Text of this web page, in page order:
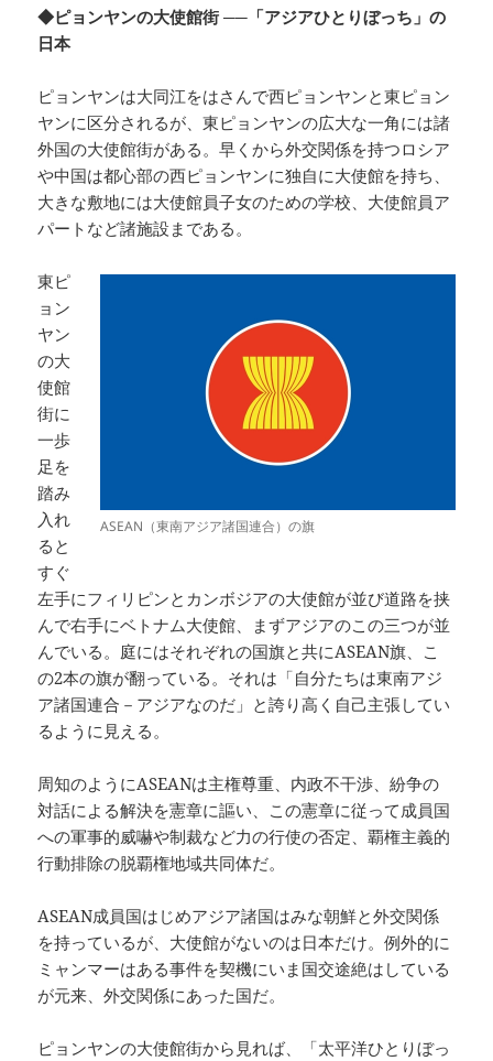
◆ピョンヤンの大使館街 ──「アジアひとりぼっち」の
日本
ピョンヤンは大同江をはさんで西ピョンヤンと東ピョン
ヤンに区分されるが、東ピョンヤンの広大な一角には諸
外国の大使館街がある。早くから外交関係を持つロシア
や中国は都心部の西ピョンヤンに独自に大使館を持ち、
大きな敷地には大使館員子女のための学校、大使館員ア
パートなど諸施設まである。
ASEAN（東南アジア諸国連合）の旗
東ピ
ョン
ヤン
の大
使館
街に
一歩
足を
踏み
入れ
ると
すぐ
左手にフィリピンとカンボジアの大使館が並び道路を挟
んで右手にベトナム大使館、まずアジアのこの三つが並
んでいる。庭にはそれぞれの国旗と共にASEAN旗、こ
の2本の旗が翻っている。それは「自分たちは東南アジ
ア諸国連合－アジアなのだ」と誇り高く自己主張してい
るように見える。
周知のようにASEANは主権尊重、内政不干渉、紛争の
対話による解決を憲章に謳い、この憲章に従って成員国
への軍事的威嚇や制裁など力の行使の否定、覇権主義的
行動排除の脱覇権地域共同体だ。
ASEAN成員国はじめアジア諸国はみな朝鮮と外交関係
を持っているが、大使館がないのは日本だけ。例外的に
ミャンマーはある事件を契機にいま国交途絶はしている
が元来、外交関係にあった国だ。
ピョンヤンの大使館街から見れば、「太平洋ひとりぼっ